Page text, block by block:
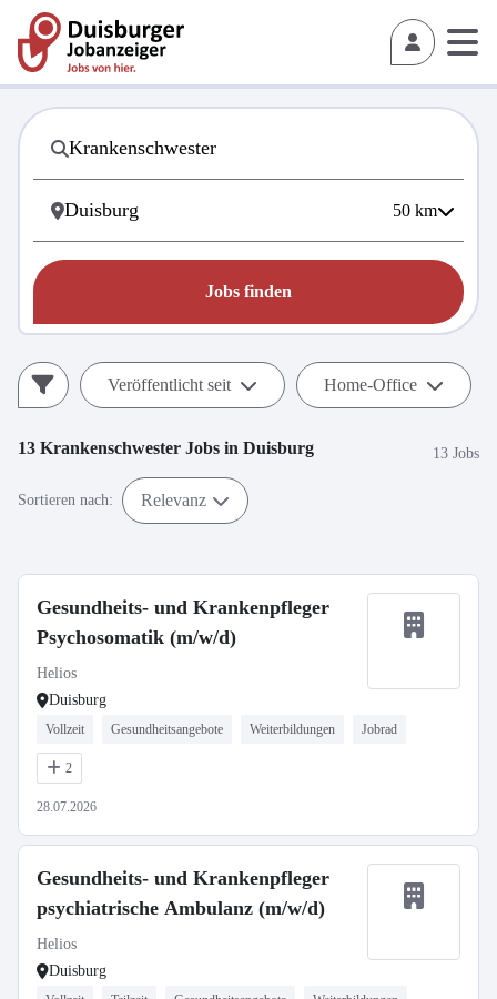
50 km
Jobs finden
Veröffentlicht seit Home-Office
13 Krankenschwester Jobs in Duisburg 13 Jobs
Sortieren nach: Relevanz
Gesundheits- und Krankenpfleger
Psychosomatik (m/w/d)
Helios
Duisburg
Vollzeit Gesundheitsangebote Weiterbildungen Jobrad
2
28.07.2026
Gesundheits- und Krankenpfleger
psychiatrische Ambulanz (m/w/d)
Helios
Duisburg